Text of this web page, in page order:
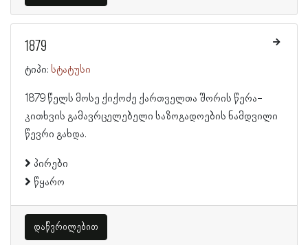
1879
ტიპი: სტატუსი
1879 წელს მოსე ქიქოძე ქართველთა შორის წერა-
კითხვის გამავრცელებელი საზოგადოების ნამდვილი
წევრი გახდა.
პირები
წყარო
დაწვრილებით